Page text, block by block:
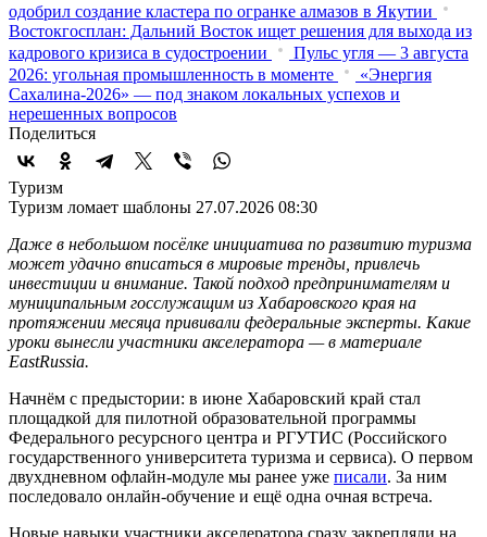
одобрил создание кластера по огранке алмазов в Якутии
Востокгосплан: Дальний Восток ищет решения для выхода из
кадрового кризиса в судостроении
Пульс угля — 3 августа
2026: угольная промышленность в моменте
«Энергия
Сахалина-2026» — под знаком локальных успехов и
нерешенных вопросов
Поделиться
Туризм
Туризм ломает шаблоны 27.07.2026 08:30
Даже в небольшом посёлке инициатива по развитию туризма
может удачно вписаться в мировые тренды, привлечь
инвестиции и внимание. Такой подход предпринимателям и
муниципальным госслужащим из Хабаровского края на
протяжении месяца прививали федеральные эксперты. Какие
уроки вынесли участники акселератора — в материале
EastRussia.
Начнём с предыстории: в июне Хабаровский край стал
площадкой для пилотной образовательной программы
Федерального ресурсного центра и РГУТИС (Российского
государственного университета туризма и сервиса). О первом
двухдневном офлайн-модуле мы ранее уже писали. За ним
последовало онлайн-обучение и ещё одна очная встреча.
Новые навыки участники акселератора сразу закрепляли на